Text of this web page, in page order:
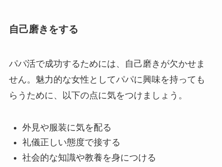
自己磨きをする
パパ活で成功するためには、自己磨きが欠かせま
せん。魅力的な女性としてパパに興味を持っても
らうために、以下の点に気をつけましょう。
外見や服装に気を配る
礼儀正しい態度で接する
社会的な知識や教養を身につける